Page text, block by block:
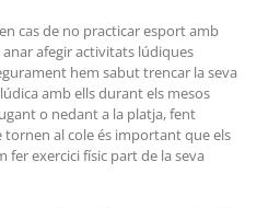
cas de no practicar esport amb
afegir activitats lúdiques
hem sabut trencar la seva
amb ells durant els mesos
o nedant a la platja, fent
al cole és important que els
fer exercici físic part de la seva